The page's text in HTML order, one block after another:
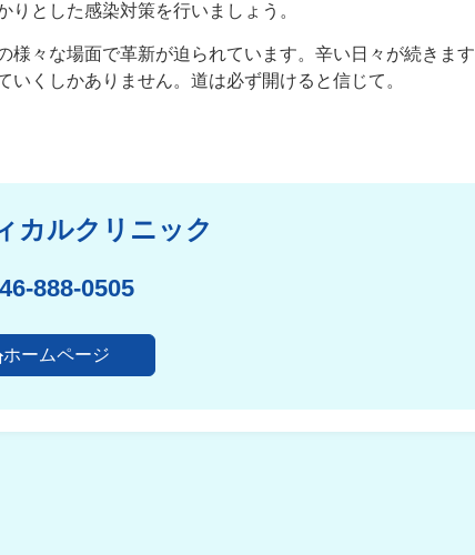
とした感染対策を行いましょう。
々な場面で革新が迫られています。辛い日々が続きます
くしかありません。道は必ず開けると信じて。
カルクリニック
888-0505
ホームページ